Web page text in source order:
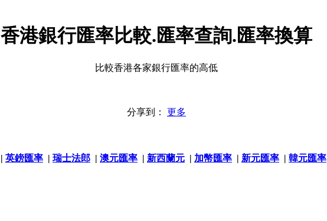
香港銀行匯率比較.匯率查詢.匯率換算
比較香港各家銀行匯率的高低
分享到： 更多
| 英鎊匯率 | 瑞士法郎 | 澳元匯率 | 新西蘭元 | 加幣匯率 | 新元匯率 | 韓元匯率